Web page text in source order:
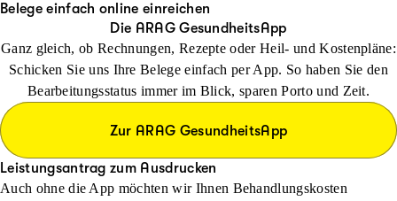
Belege einfach online einreichen
Die ARAG GesundheitsApp
Ganz gleich, ob Rechnungen, Rezepte oder Heil- und Kostenpläne:
Schicken Sie uns Ihre Belege einfach per App. So haben Sie den
Bearbeitungsstatus immer im Blick, sparen Porto und Zeit.
Zur ARAG GesundheitsApp
Leistungsantrag zum Ausdrucken
Auch ohne die App möchten wir Ihnen Behandlungskosten